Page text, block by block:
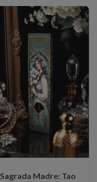
Sagrada Madre: Tao